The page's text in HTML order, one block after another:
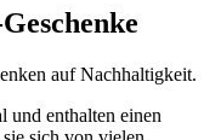
auf Nachhaltigkeit.
und enthalten einen